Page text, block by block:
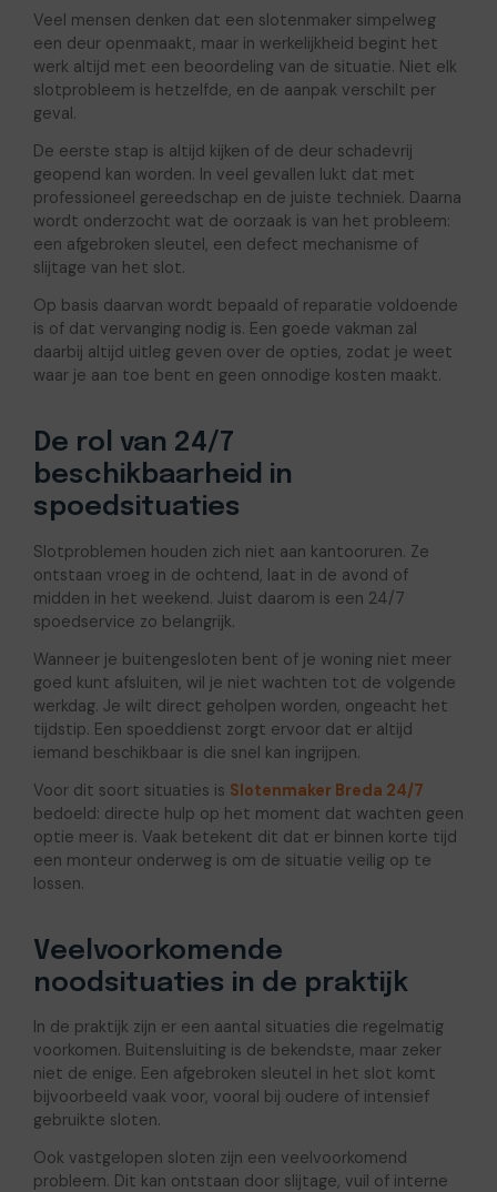
Veel mensen denken dat een slotenmaker simpelweg
een deur openmaakt, maar in werkelijkheid begint het
werk altijd met een beoordeling van de situatie. Niet elk
slotprobleem is hetzelfde, en de aanpak verschilt per
geval.
De eerste stap is altijd kijken of de deur schadevrij
geopend kan worden. In veel gevallen lukt dat met
professioneel gereedschap en de juiste techniek. Daarna
wordt onderzocht wat de oorzaak is van het probleem:
een afgebroken sleutel, een defect mechanisme of
slijtage van het slot.
Op basis daarvan wordt bepaald of reparatie voldoende
is of dat vervanging nodig is. Een goede vakman zal
daarbij altijd uitleg geven over de opties, zodat je weet
waar je aan toe bent en geen onnodige kosten maakt.
De rol van 24/7
beschikbaarheid in
spoedsituaties
Slotproblemen houden zich niet aan kantooruren. Ze
ontstaan vroeg in de ochtend, laat in de avond of
midden in het weekend. Juist daarom is een 24/7
spoedservice zo belangrijk.
Wanneer je buitengesloten bent of je woning niet meer
goed kunt afsluiten, wil je niet wachten tot de volgende
werkdag. Je wilt direct geholpen worden, ongeacht het
tijdstip. Een spoeddienst zorgt ervoor dat er altijd
iemand beschikbaar is die snel kan ingrijpen.
Voor dit soort situaties is Slotenmaker Breda 24/7
bedoeld: directe hulp op het moment dat wachten geen
optie meer is. Vaak betekent dit dat er binnen korte tijd
een monteur onderweg is om de situatie veilig op te
lossen.
Veelvoorkomende
noodsituaties in de praktijk
In de praktijk zijn er een aantal situaties die regelmatig
voorkomen. Buitensluiting is de bekendste, maar zeker
niet de enige. Een afgebroken sleutel in het slot komt
bijvoorbeeld vaak voor, vooral bij oudere of intensief
gebruikte sloten.
Ook vastgelopen sloten zijn een veelvoorkomend
probleem. Dit kan ontstaan door slijtage, vuil of interne